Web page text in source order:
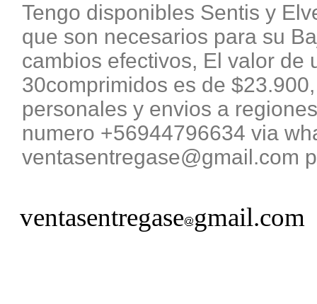
Tengo disponibles Sentis y
que son necesarios para su
cambios efectivos, El valor de
30comprimidos es de
personales y envios a
numero +56944796634 via
ventasentregase@gmail.com
ventasentregase gmail.com